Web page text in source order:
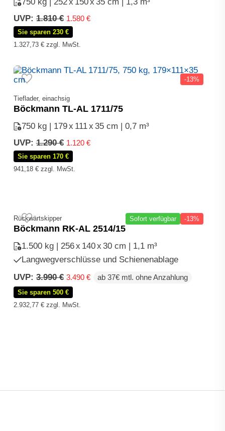
UVP: 1.810€ Ursprünglicher
Preis
war:
1.810 €
1.580 €
Sie sparen 230 €
1.327,73 €zzgl. MwSt.
-13%
Tieflader, einachsig
Böckmann TL-AL 1711/75
750 kg | 179x111x35 cm | 0,7 m³
UVP: 1.290€ Ursprünglicher
Preis
war:
1.290 €
1.120 €
Sie sparen 170 €
941,18 €zzgl. MwSt.
Sofort verfügbar -13%
Rückwärtskipper
Böckmann RK-AL 2514/15
1.500 kg | 256x140x30 cm | 1,1 m³
Langwegverschlüsse und Schienenablage
UVP: 3.990€ Ursprünglicher
Preis
war:
3.990 €
3.490 €
Aktueller
ab 37€ mtl. ohne Anzahlung
Sie sparen 500 €
2.932,77 €zzgl. MwSt.